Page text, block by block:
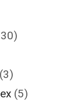
(5)